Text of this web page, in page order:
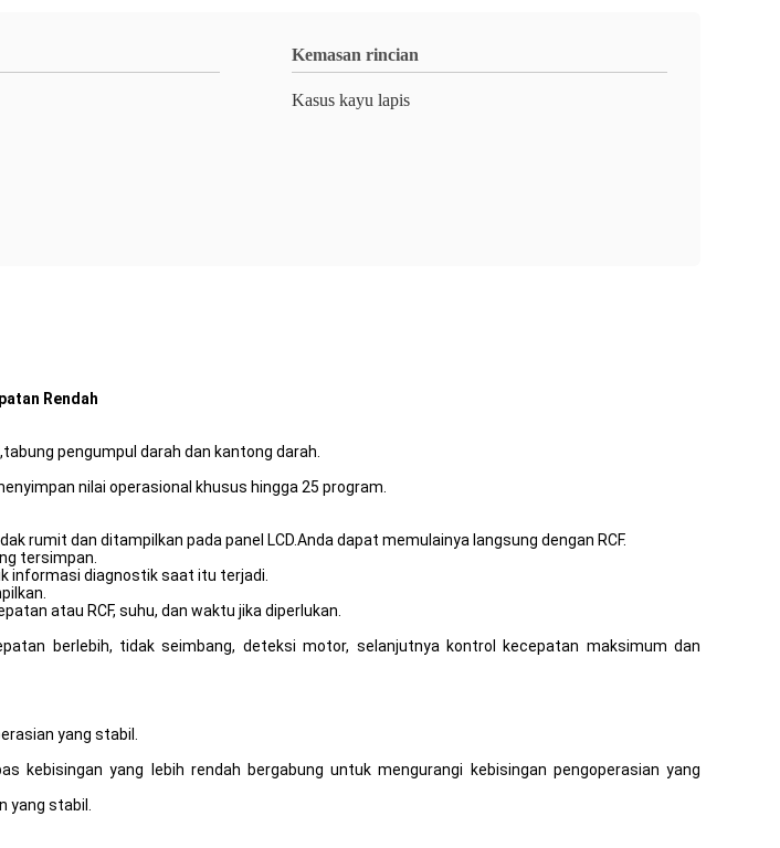
Kemasan rincian
Kasus kayu lapis
Rendah
,tabung pengumpul darah dan kantong darah.
nilai operasional khusus hingga 25 program.
rumit dan ditampilkan pada panel LCD.Anda dapat memulainya langsung dengan RCF.
tersimpan.
informasi diagnostik saat itu terjadi.
atau RCF, suhu, dan waktu jika diperlukan.
berlebih, tidak seimbang, deteksi motor, selanjutnya kontrol kecepatan maksimum dan
yang stabil.
kebisingan yang lebih rendah bergabung untuk mengurangi kebisingan pengoperasian yang
stabil.